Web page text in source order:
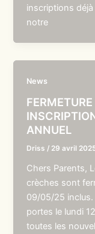
inscriptions
notre
News
ANNUEL
Driss / 29 avril
Chers Parents,
crèches sont
09/05/25 inclus.
portes le lundi
toutes les